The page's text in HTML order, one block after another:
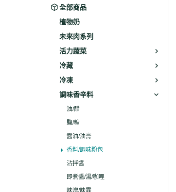
全部商品
植物奶
未來肉系列
活力蔬菜
冷藏
冷凍
調味香辛料
油/醋
鹽/糖
醬油/油膏
香料/調味粉包
沾拌醬
即煮醬/湯/咖哩
味噌/味霖